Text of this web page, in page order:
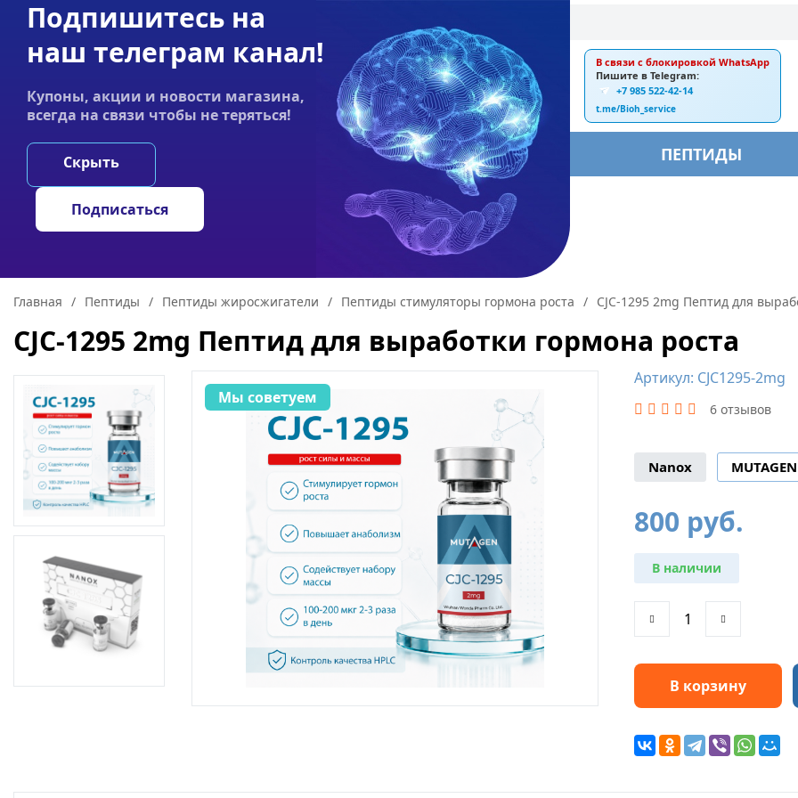
Акции Оплата Статьи
График работы:
Пн-пт 9:00–19:00
E-mail:
ankebiorus@gmail.com
В связи с блокировкой WhatsApp
Пишите в Telegram:
+7 985 522-42-14
t.me/Bioh_service
НООТРОПЫ ГРИБЫ ПЕПТИДЫ
Главная / Пептиды / Пептиды жиросжигатели / Пептиды стимуляторы гормона роста / CJC-1295 2mg Пептид для
CJC-1295 2mg Пептид для выработки гормона роста
Мы советуем
Артикул: CJC1295-2mg
6 отзывов
Nanox MUTAGEN
800 руб.
В наличии
В корзину
Подпишитесь на
наш телеграм канал!
Купоны, акции и новости магазина,
всегда на связи чтобы не теряться!
Скрыть
Подписаться